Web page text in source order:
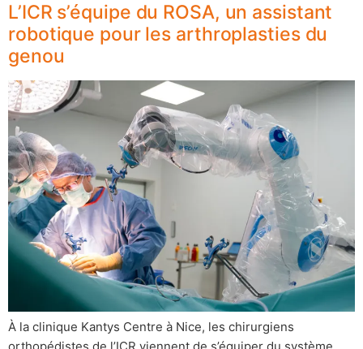
L’ICR s’équipe du ROSA, un assistant
robotique pour les arthroplasties du
genou
À la clinique Kantys Centre à Nice, les chirurgiens